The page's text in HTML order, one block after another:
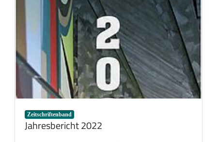
Zeitschriftenband
Jahresbericht 2022